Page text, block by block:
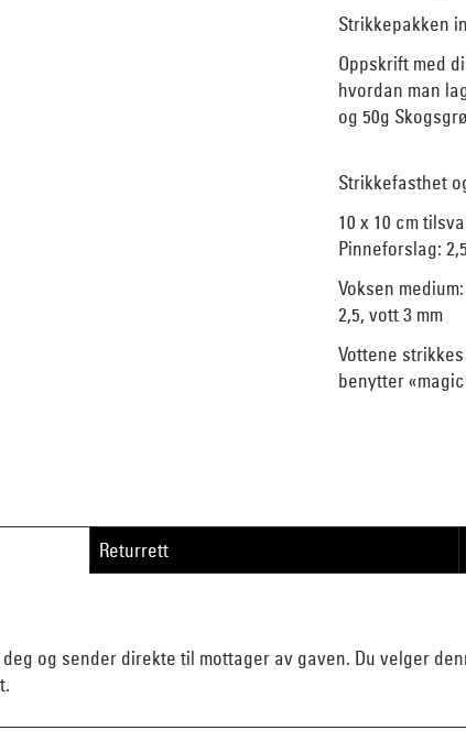
Strikkepakken
Oppskrift med
hvordan man
og 50g
Strikkefasthet
10 x 10 cm
Pinneforslag:
Voksen
2,5, vott 3 mm
Vottene
benytter
Returrett
og sender direkte til mottager av gaven. Du velger